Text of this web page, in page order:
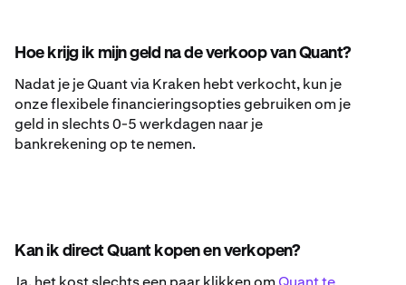
Hoe krijg ik mijn geld na de verkoop van Quant?
Nadat je je Quant via Kraken hebt verkocht, kun je
onze flexibele financieringsopties gebruiken om je
geld in slechts 0-5 werkdagen naar je
bankrekening op te nemen.
Kan ik direct Quant kopen en verkopen?